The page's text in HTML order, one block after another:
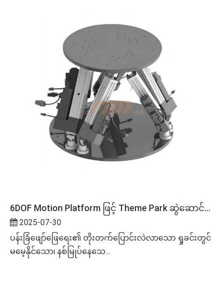
6DOF Motion Platform ဖြင့် Theme Park ဆွဲဆောင်မှုများကို ပြောင်းလဲခြင်း- India မှ Case Study
2025-07-30
ပန်းခြံဖျော်ဖြေရေး၏ တိုးတက်ပြောင်းလဲလာသော ရှုခင်းတွင်
မမေ့နိုင်သော၊ နစ်မြုပ်နေသေ...